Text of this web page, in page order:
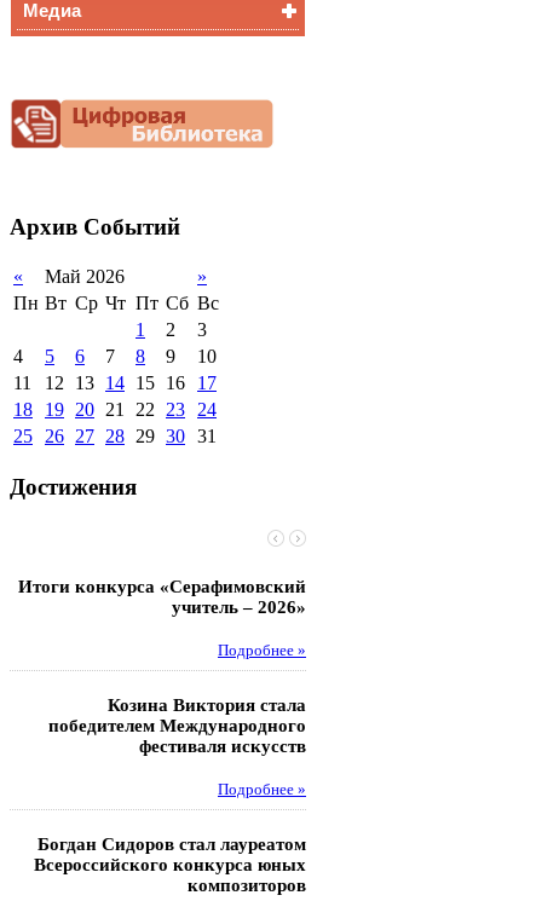
Снижение
документационной
нагрузки
Медиа
Архив Событий
« Май 2026
»
Пн Вт Ср Чт Пт Сб Вс
1
2
3
4
5 6 7 8 9
10
11
12 13 14 15 16
17
18
19 20 21 22 23 24
25 26 27 28 29 30 31
Достижения
Итоги конкурса «Серафимовский
учитель – 2026»
Подробнее »
Козина Виктория стала
победителем Международного
фестиваля искусств
Подробнее »
Богдан Сидоров стал лауреатом
Всероссийского конкурса юных
композиторов